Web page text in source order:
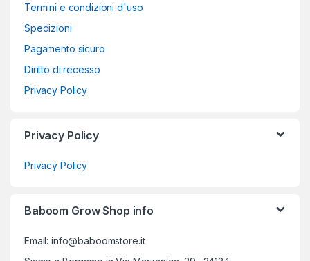
Termini e condizioni d'uso
Spedizioni
Pagamento sicuro
Diritto di recesso
Privacy Policy
Privacy Policy
Privacy Policy
Baboom Grow Shop info
Email: info@baboomstore.it